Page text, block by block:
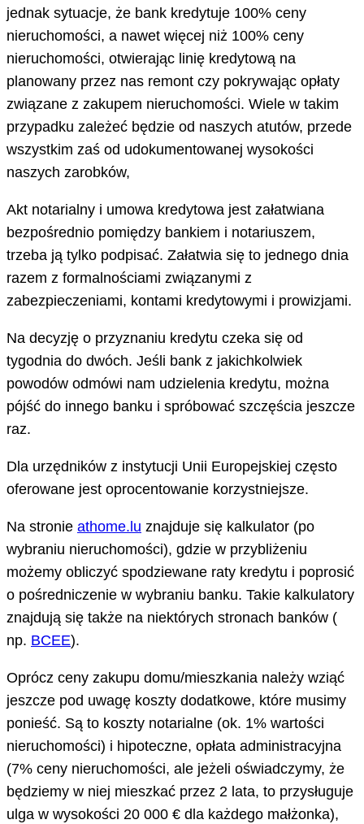
jednak sytuacje, że bank kredytuje 100% ceny
nieruchomości, a nawet więcej niż 100% ceny
nieruchomości, otwierając linię kredytową na
planowany przez nas remont czy pokrywając opłaty
związane z zakupem nieruchomości. Wiele w takim
przypadku zależeć będzie od naszych atutów, przede
wszystkim zaś od udokumentowanej wysokości
naszych zarobków,
Akt notarialny i umowa kredytowa jest załatwiana
bezpośrednio pomiędzy bankiem i notariuszem,
trzeba ją tylko podpisać. Załatwia się to jednego dnia
razem z formalnościami związanymi z
zabezpieczeniami, kontami kredytowymi i prowizjami.
Na decyzję o przyznaniu kredytu czeka się od
tygodnia do dwóch. Jeśli bank z jakichkolwiek
powodów odmówi nam udzielenia kredytu, można
pójść do innego banku i spróbować szczęścia jeszcze
raz.
Dla urzędników z instytucji Unii Europejskiej często
oferowane jest oprocentowanie korzystniejsze.
Na stronie athome.lu znajduje się kalkulator (po
wybraniu nieruchomości), gdzie w przybliżeniu
możemy obliczyć spodziewane raty kredytu i poprosić
o pośredniczenie w wybraniu banku. Takie kalkulatory
znajdują się także na niektórych stronach banków (
np. BCEE).
Oprócz ceny zakupu domu/mieszkania należy wziąć
jeszcze pod uwagę koszty dodatkowe, które musimy
ponieść. Są to koszty notarialne (ok. 1% wartości
nieruchomości) i hipoteczne, opłata administracyjna
(7% ceny nieruchomości, ale jeżeli oświadczymy, że
będziemy w niej mieszkać przez 2 lata, to przysługuje
ulga w wysokości 20 000 € dla każdego małżonka),